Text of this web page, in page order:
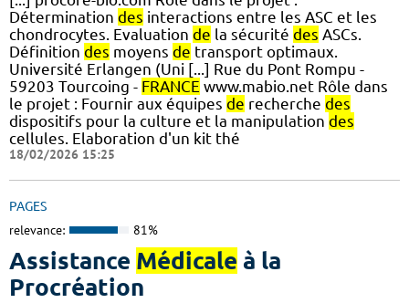
Détermination des interactions entre les ASC et les
chondrocytes. Evaluation de la sécurité des ASCs.
Définition des moyens de transport optimaux.
Université Erlangen (Uni [...] Rue du Pont Rompu -
59203 Tourcoing - FRANCE www.mabio.net Rôle dans
le projet : Fournir aux équipes de recherche des
dispositifs pour la culture et la manipulation des
cellules. Elaboration d'un kit thé
18/02/2026 15:25
PAGES
relevance: 81%
Assistance Médicale à la
Procréation